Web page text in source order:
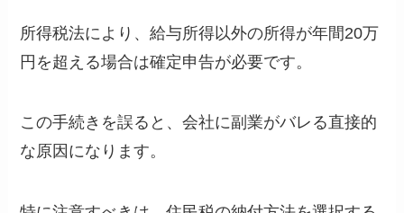
所得税法により、給与所得以外の所得が年間20万
円を超える場合は確定申告が必要です。
この手続きを誤ると、会社に副業がバレる直接的
な原因になります。